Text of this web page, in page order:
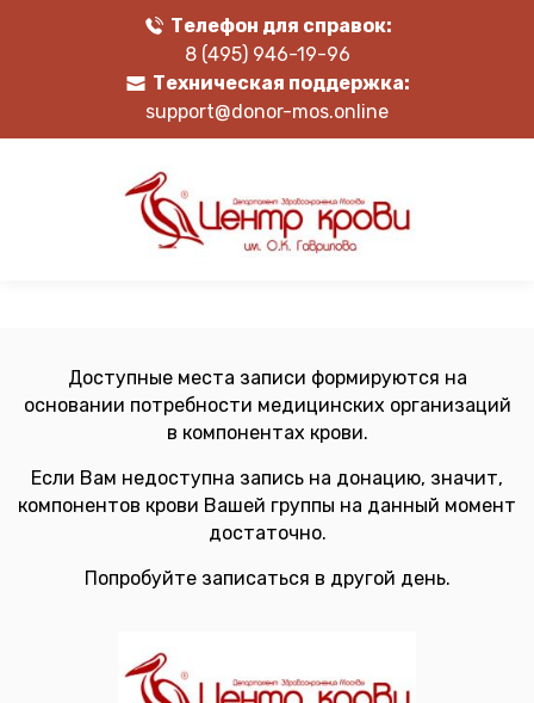
Телефон для справок:
8 (495) 946-19-96
Техническая поддержка:
support@donor-mos.online
Доступные места записи формируются на
основании потребности медицинских организаций
в компонентах крови.
Если Вам недоступна запись на донацию, значит,
компонентов крови Вашей группы на данный момент
достаточно.
Попробуйте записаться в другой день.